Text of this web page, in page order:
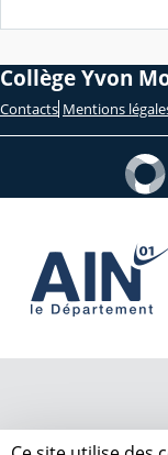
Collège Yvon
Contacts Mentions